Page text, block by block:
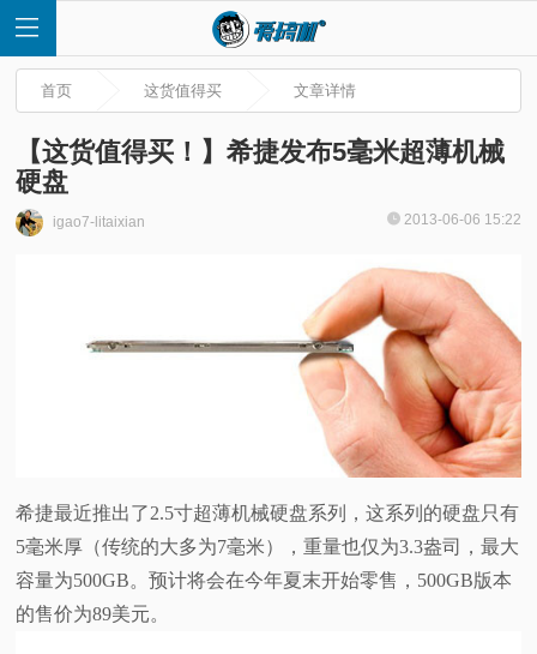
首
测
视
首页 这货值得买 文章详情
【这货值得买！】希捷发布5毫米超薄机械
硬盘
igao7-litaixian 2013-06-06 15:22
希捷最近推出了2.5寸超薄机械硬盘系列，这系列的硬盘只有
5毫米厚（传统的大多为7毫米），重量也仅为3.3盎司，最大
容量为500GB。预计将会在今年夏末开始零售，500GB版本
的售价为89美元。